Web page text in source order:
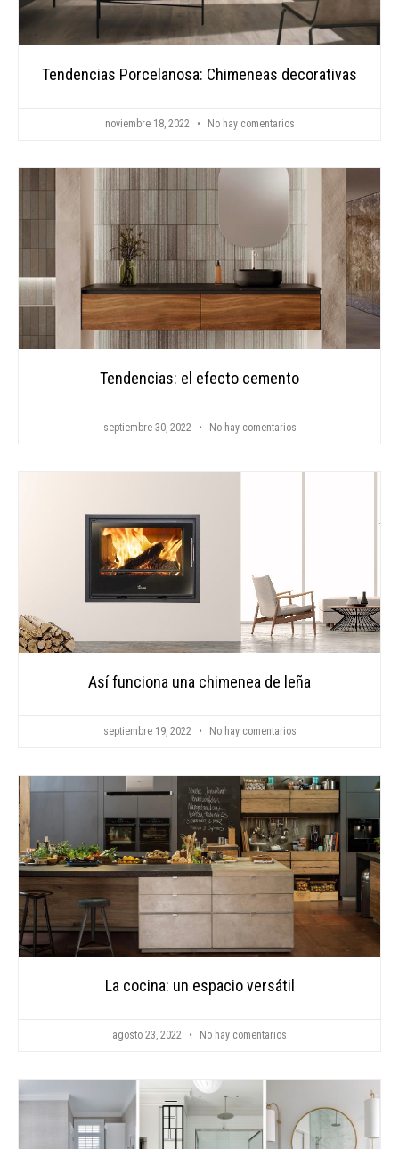
Tendencias Porcelanosa: Chimeneas decorativas
noviembre 18, 2022 No hay comentarios
Tendencias: el efecto cemento
septiembre 30, 2022 No hay comentarios
Así funciona una chimenea de leña
septiembre 19, 2022 No hay comentarios
La cocina: un espacio versátil
agosto 23, 2022 No hay comentarios